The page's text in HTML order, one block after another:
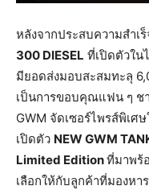
หลังจากประสบความสำเ
300 DIESEL ที่เปิดตัวใน
มียอดส่งมอบสะสมทะลุ
เป็นการขอบคุณแฟน ๆ ช
GWM จัดเซอร์ไพรส์พิเศ
เปิดตัว NEW GWM
Limited Editionที่มาพร้
เลือกให้กับลูกค้าที่มองห